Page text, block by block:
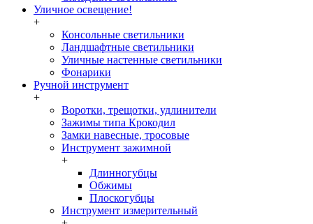
Уличное освещение!
+
Консольные светильники
Ландшафтные светильники
Уличные настенные светильники
Фонарики
Ручной инструмент
+
Воротки, трещотки, удлинители
Зажимы типа Крокодил
Замки навесные, тросовые
Инструмент зажимной
+
Длинногубцы
Обжимы
Плоскогубцы
Инструмент измерительный